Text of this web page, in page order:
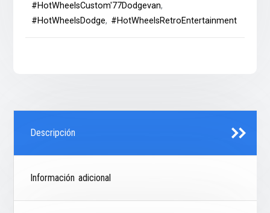
#HotWheelsCustom'77Dodgevan,
#HotWheelsDodge, #HotWheelsRetroEntertainment
Descripción
Información adicional